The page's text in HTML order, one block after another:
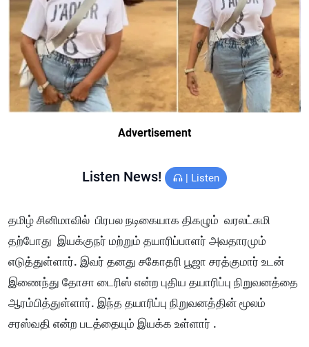
Advertisement
Listen News! | Listen
தமிழ் சினிமாவில் பிரபல நடிகையாக திகழும் வரலட்சுமி
தற்போது இயக்குநர் மற்றும் தயாரிப்பாளர் அவதாரமும்
எடுத்துள்ளார். இவர் தனது சகோதரி பூஜா சரத்குமார் உடன்
இணைந்து தோசா டைரிஸ் என்ற புதிய தயாரிப்பு நிறுவனத்தை
ஆரம்பித்துள்ளார். இந்த தயாரிப்பு நிறுவனத்தின் மூலம்
சரஸ்வதி என்ற படத்தையும் இயக்க உள்ளார் .